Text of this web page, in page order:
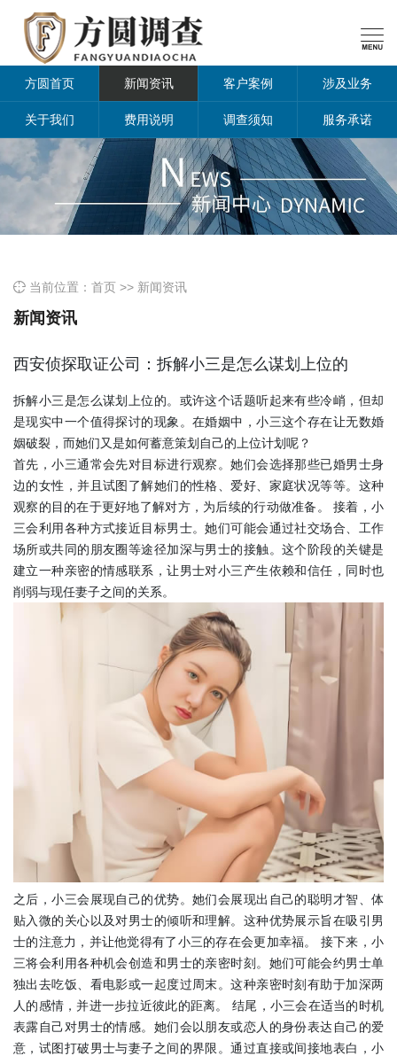

方圆首页 新闻资讯 客户案例 涉及业务
关于我们 费用说明 调查须知 服务承诺
 当前位置： 首页 >> 新闻资讯
新闻资讯
西安侦探取证公司：拆解小三是怎么谋划上位的
拆解小三是怎么谋划上位的。或许这个话题听起来有些冷峭，但却
是现实中一个值得探讨的现象。在婚姻中，小三这个存在让无数婚
姻破裂，而她们又是如何蓄意策划自己的上位计划呢？
首先，小三通常会先对目标进行观察。她们会选择那些已婚男士身
边的女性，并且试图了解她们的性格、爱好、家庭状况等等。这种
观察的目的在于更好地了解对方，为后续的行动做准备。 接着，小
三会利用各种方式接近目标男士。她们可能会通过社交场合、工作
场所或共同的朋友圈等途径加深与男士的接触。这个阶段的关键是
建立一种亲密的情感联系，让男士对小三产生依赖和信任，同时也
削弱与现任妻子之间的关系。
之后，小三会展现自己的优势。她们会展现出自己的聪明才智、体
贴入微的关心以及对男士的倾听和理解。这种优势展示旨在吸引男
士的注意力，并让他觉得有了小三的存在会更加幸福。 接下来，小
三将会利用各种机会创造和男士的亲密时刻。她们可能会约男士单
独出去吃饭、看电影或一起度过周末。这种亲密时刻有助于加深两
人的感情，并进一步拉近彼此的距离。 结尾，小三会在适当的时机
表露自己对男士的情感。她们会以朋友或恋人的身份表达自己的爱
意，试图打破男士与妻子之间的界限。通过直接或间接地表白，小